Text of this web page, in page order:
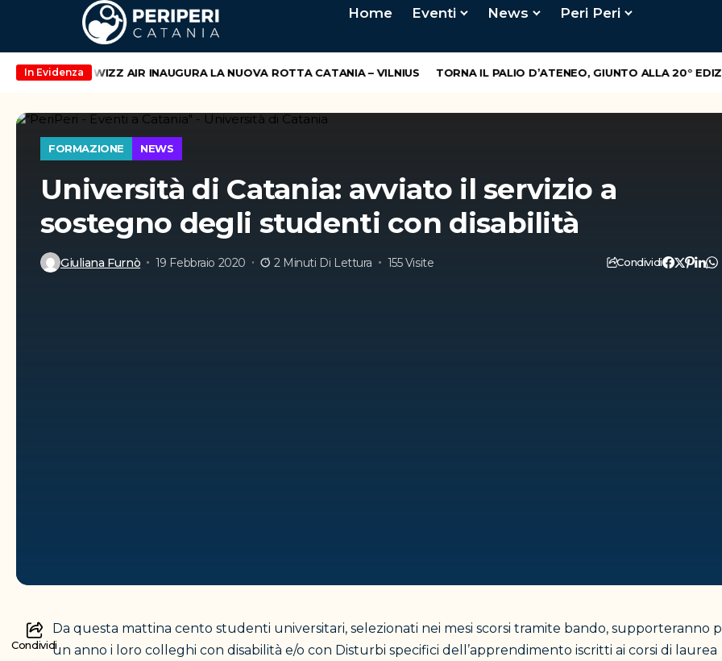
Home Eventi News Peri Peri
In Evidenza
maggio WIZZ AIR INAUGURA LA NUOVA ROTTA CATANIA – VILNIUS TORNA IL PALIO D’ATENEO, GIUNTO ALLA 20°
FORMAZIONE NEWS
Università di Catania: avviato il servizio a
sostegno degli studenti con disabilità
Giuliana Furnò 19 Febbraio 2020 2 Minuti Di Lettura 155 Visite Condividi
Condividi
Da questa mattina cento studenti universitari, selezionati nei mesi scorsi tramite bando, supporteranno
un anno i loro colleghi con disabilità e/o con Disturbi specifici dell’apprendimento iscritti ai corsi di laurea